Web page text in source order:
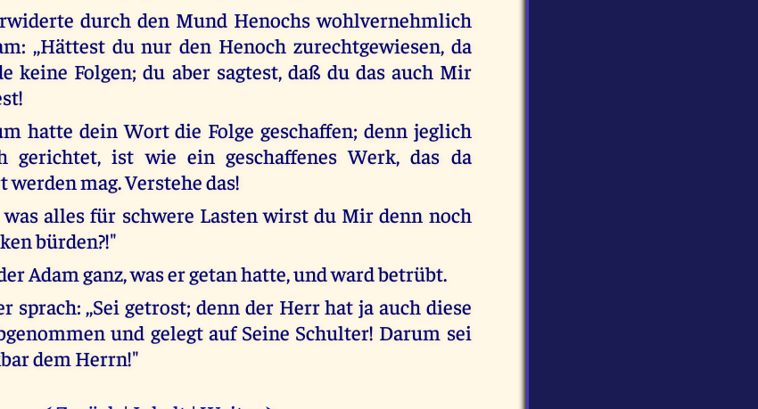
durch den Mund Henochs wohlvernehmlich
,,Hättest du nur den Henoch zurechtgewiesen, da
keine Folgen; du aber sagtest, daß du das auch Mir
hatte dein Wort die Folge geschaffen; denn jeglich
gerichtet, ist wie ein geschaffenes Werk, das da
mag. Verstehe das!
was alles für schwere Lasten wirst du Mir denn noch
bürden?!"
Adam ganz, was er getan hatte, und ward betrübt.
sprach: ,,Sei getrost; denn der Herr hat ja auch diese
und gelegt auf Seine Schulter! Darum sei
dem Herrn!"